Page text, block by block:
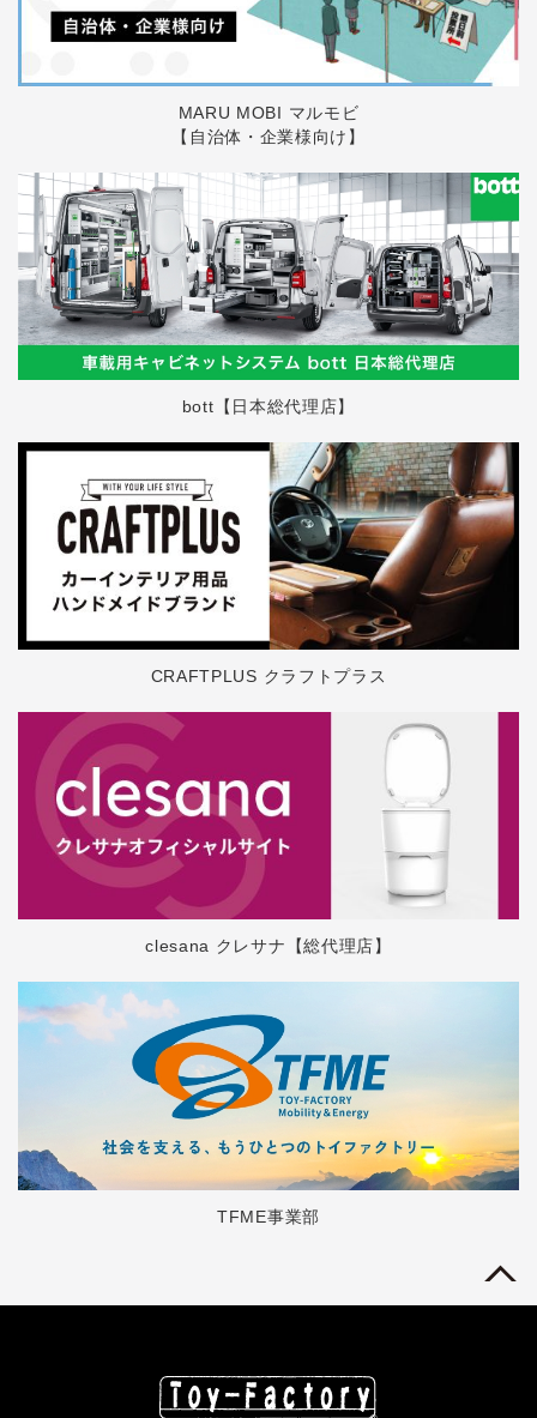
MARU MOBI マルモビ
【自治体・企業様向け】
bott【日本総代理店】
CRAFTPLUS クラフトプラス
clesana クレサナ【総代理店】
TFME事業部